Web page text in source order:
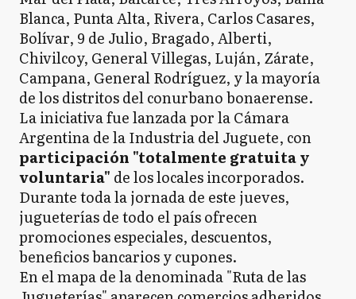
Blanca, Punta Alta, Rivera, Carlos Casares,
Bolívar, 9 de Julio, Bragado, Alberti,
Chivilcoy, General Villegas, Luján, Zárate,
Campana, General Rodríguez, y la mayoría
de los distritos del conurbano bonaerense.
La iniciativa fue lanzada por la Cámara
Argentina de la Industria del Juguete, con
participación "totalmente gratuita y
voluntaria" de los locales incorporados.
Durante toda la jornada de este jueves,
jugueterías de todo el país ofrecen
promociones especiales, descuentos,
beneficios bancarios y cupones.
En el mapa de la denominada "Ruta de las